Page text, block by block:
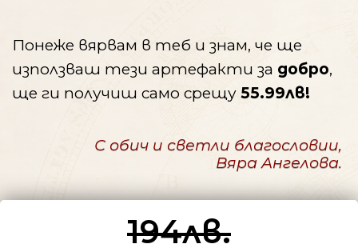
Понеже вярвам в теб и знам, че ще
използваш тези артефакти за добро,
ще ги получиш само срещу 55.99лв!
С обич и светли благословии,
Вяра Ангелова.
194лв.